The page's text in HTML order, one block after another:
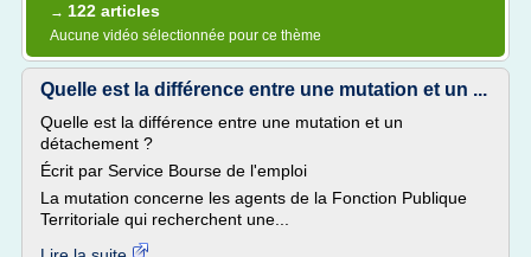
→ 122 articles
Aucune vidéo sélectionnée pour ce thème
Quelle est la différence entre une mutation et un ...
Quelle est la différence entre une mutation et un
détachement ?
Écrit par Service Bourse de l'emploi
La mutation concerne les agents de la Fonction Publique
Territoriale qui recherchent une...